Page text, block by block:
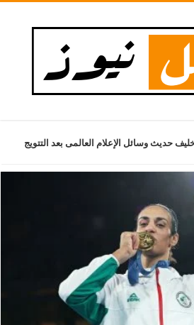
حديث وسائل الإعلام العالمى بعد التتويج